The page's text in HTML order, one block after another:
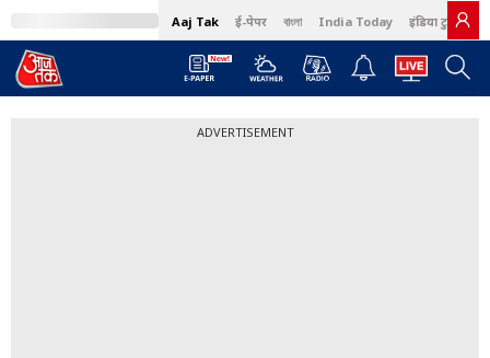
Aaj Tak ई-पेपर বাংলা India Today इंडिया टुडे हिंदी
ADVERTISEMENT